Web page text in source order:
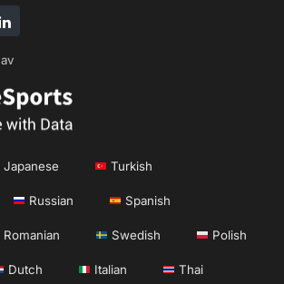
Japanese Turkish
Russian Spanish
Romanian Swedish Polish
Dutch Italian Thai